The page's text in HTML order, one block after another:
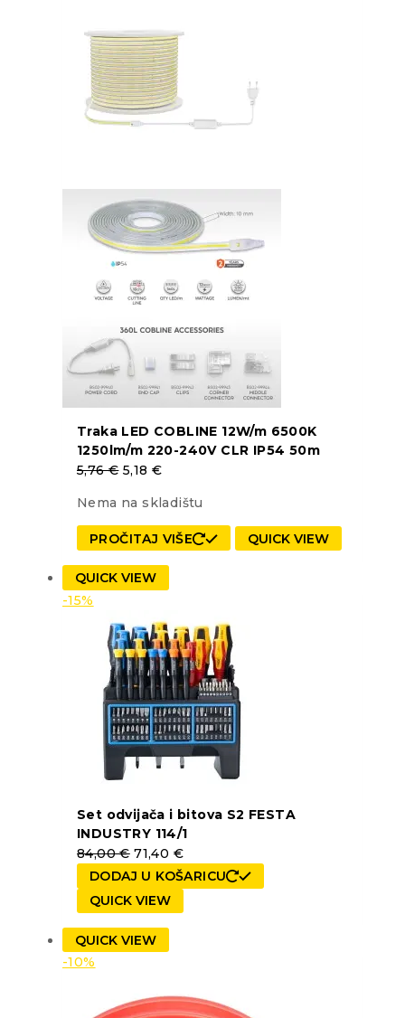
Traka LED COBLINE 12W/m 6500K
1250lm/m 220-240V CLR IP54 50m
5,76€ 5,18 €
Nema na skladištu
PROČITAJ VIŠE QUICK VIEW
QUICK VIEW
-15%
Set odvijača i bitova S2 FESTA
INDUSTRY 114/1
84,00€ 71,40 €
DODAJ U KOŠARICU
QUICK VIEW
QUICK VIEW
-10%